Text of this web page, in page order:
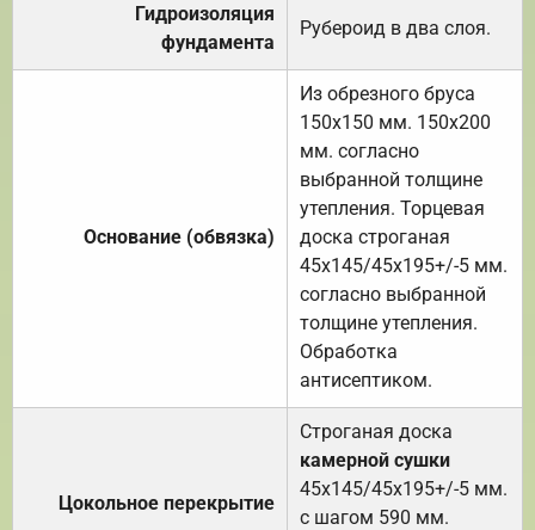
Гидроизоляция
фундамента
Рубероид в два слоя.
Основание (обвязка)
Из обрезного бруса
150х150 мм. 150х200
мм. согласно
выбранной толщине
утепления. Торцевая
доска строганая
45х145/45х195+/-5 мм.
согласно выбранной
толщине утепления.
Обработка
антисептиком.
Цокольное перекрытие
Строганая доска
камерной сушки
45х145/45х195+/-5 мм.
с шагом 590 мм.